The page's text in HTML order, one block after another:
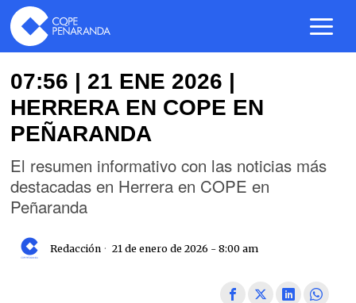
07:56 | 21 ENE 2026 |
HERRERA EN COPE EN
PEÑARANDA
El resumen informativo con las noticias más
destacadas en Herrera en COPE en
Peñaranda
Redacción 21 de enero de 2026 - 8:00 am